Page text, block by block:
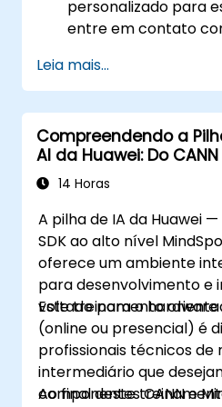
personalizado para
entre em contato
Leia mais...
Compreendendo a
AI da Huawei: Do
14 Horas
A pilha de IA da Huawei
SDK ao alto nível
oferece um ambiente
para desenvolvimento e
voltado para o hardware
Este treinamento
(online ou presencial) é
profissionais técnicos de
intermediário que
componentes CANN e
Ao final deste